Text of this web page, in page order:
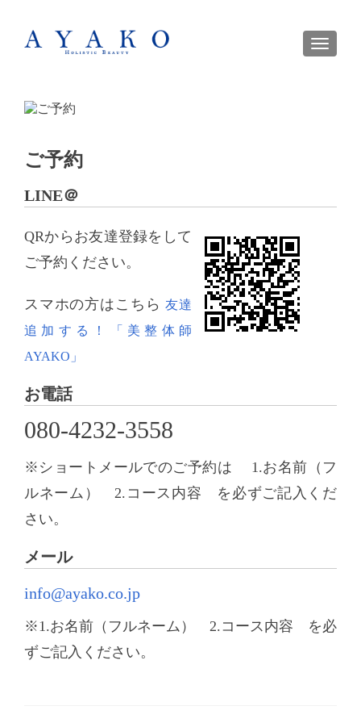
ご予約
LINE＠
QRからお友達登録をして
ご予約ください。
スマホの方はこちら 友達
追加する！「美整体師
AYAKO」
お電話
080-4232-3558
※ショートメールでのご予約は 1.お名前（フ
ルネーム） 2.コース内容 を必ずご記入くだ
さい。
メール
info@ayako.co.jp
※1.お名前（フルネーム） 2.コース内容 を必
ずご記入ください。